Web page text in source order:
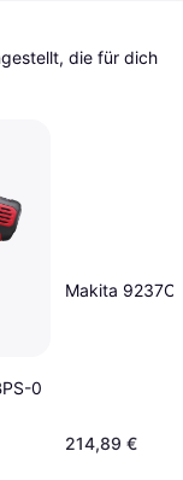
die für dich
0
Makita
214,89 €